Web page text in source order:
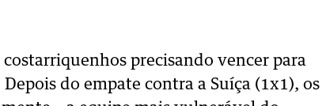
precisando vencer para
do empate contra a Suíça (1x1), os